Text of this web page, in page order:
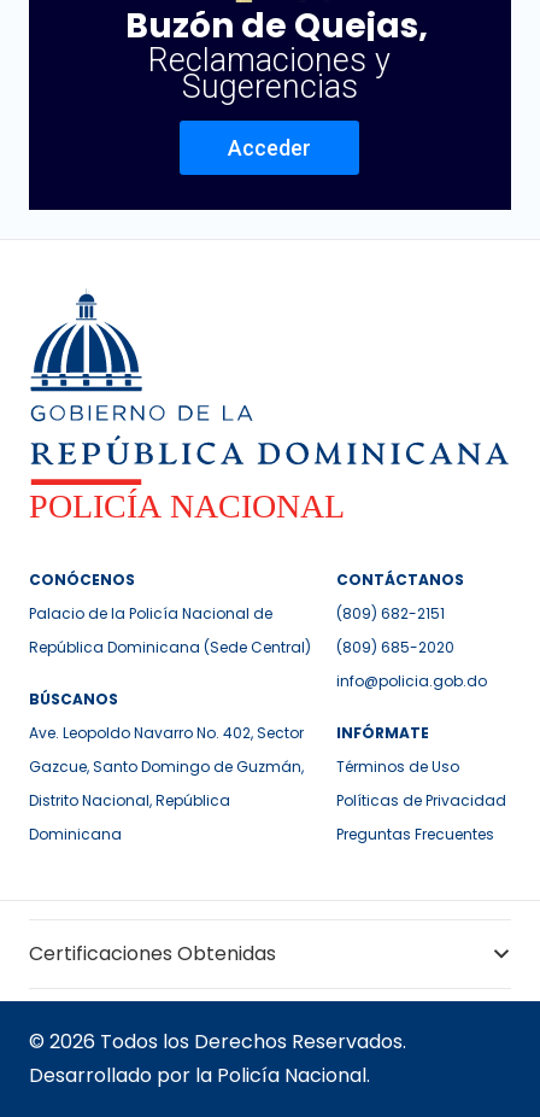
Buzón de Quejas,
Reclamaciones y
Sugerencias
Acceder
CONÓCENOS
Palacio de la Policía Nacional de
República Dominicana (Sede Central)
BÚSCANOS
Ave. Leopoldo Navarro No. 402, Sector
Gazcue, Santo Domingo de Guzmán,
Distrito Nacional, República
Dominicana
CONTÁCTANOS
(809) 682-2151
(809) 685-2020
info@policia.gob.do
INFÓRMATE
Términos de Uso
Políticas de Privacidad
Preguntas Frecuentes
Certificaciones Obtenidas
© 2026 Todos los Derechos Reservados.
Desarrollado por la Policía Nacional.